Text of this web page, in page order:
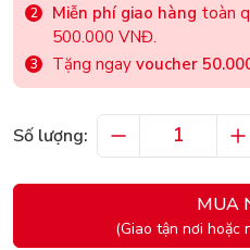
Miễn phí giao hàng toàn
500.000 VNĐ.
Tặng ngay voucher
Số lượng:
MUA
(Giao tận nơi hoặc